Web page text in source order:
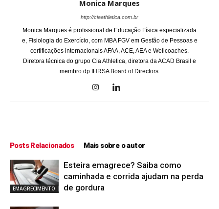
Monica Marques
http://ciaathletica.com.br
Monica Marques é profissional de Educação Física especializada
e, Fisiologia do Exercício, com MBA FGV em Gestão de Pessoas e
certificações internacionais AFAA, ACE, AEA e Wellcoaches.
Diretora técnica do grupo Cia Athletica, diretora da ACAD Brasil e
membro dp IHRSA Board of Directors.
Posts Relacionados Mais sobre o autor
EMAGRECIMENTO
Esteira emagrece? Saiba como
caminhada e corrida ajudam na perda
de gordura